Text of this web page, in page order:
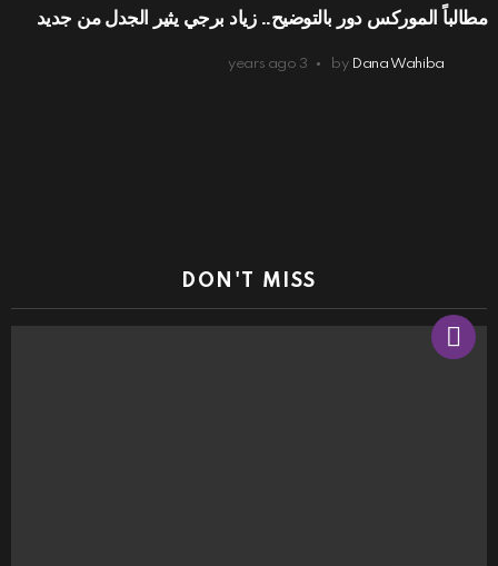
مطالباً الموركس دور بالتوضيح.. زياد برجي يثير الجدل من جديد
by Dana Wahiba
3 years ago
DON'T MISS